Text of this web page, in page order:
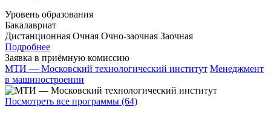
Уровень образования
Бакалавриат
Дистанционная Очная Очно-заочная Заочная
Подробнее
Заявка в приёмную комиссию
МТИ — Московский технологический институт Менеджмент
в машиностроении
Посмотреть все программы (64)